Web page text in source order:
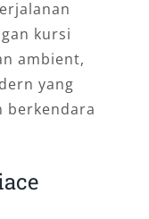
kursi
ambient,
yang
berkendara